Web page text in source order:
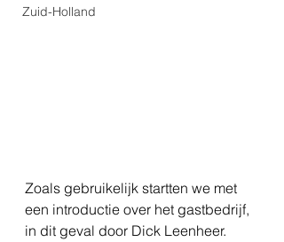
Zuid-Holland
Zoals gebruikelijk startten we met
een introductie over het gastbedrijf,
in dit geval door Dick Leenheer.